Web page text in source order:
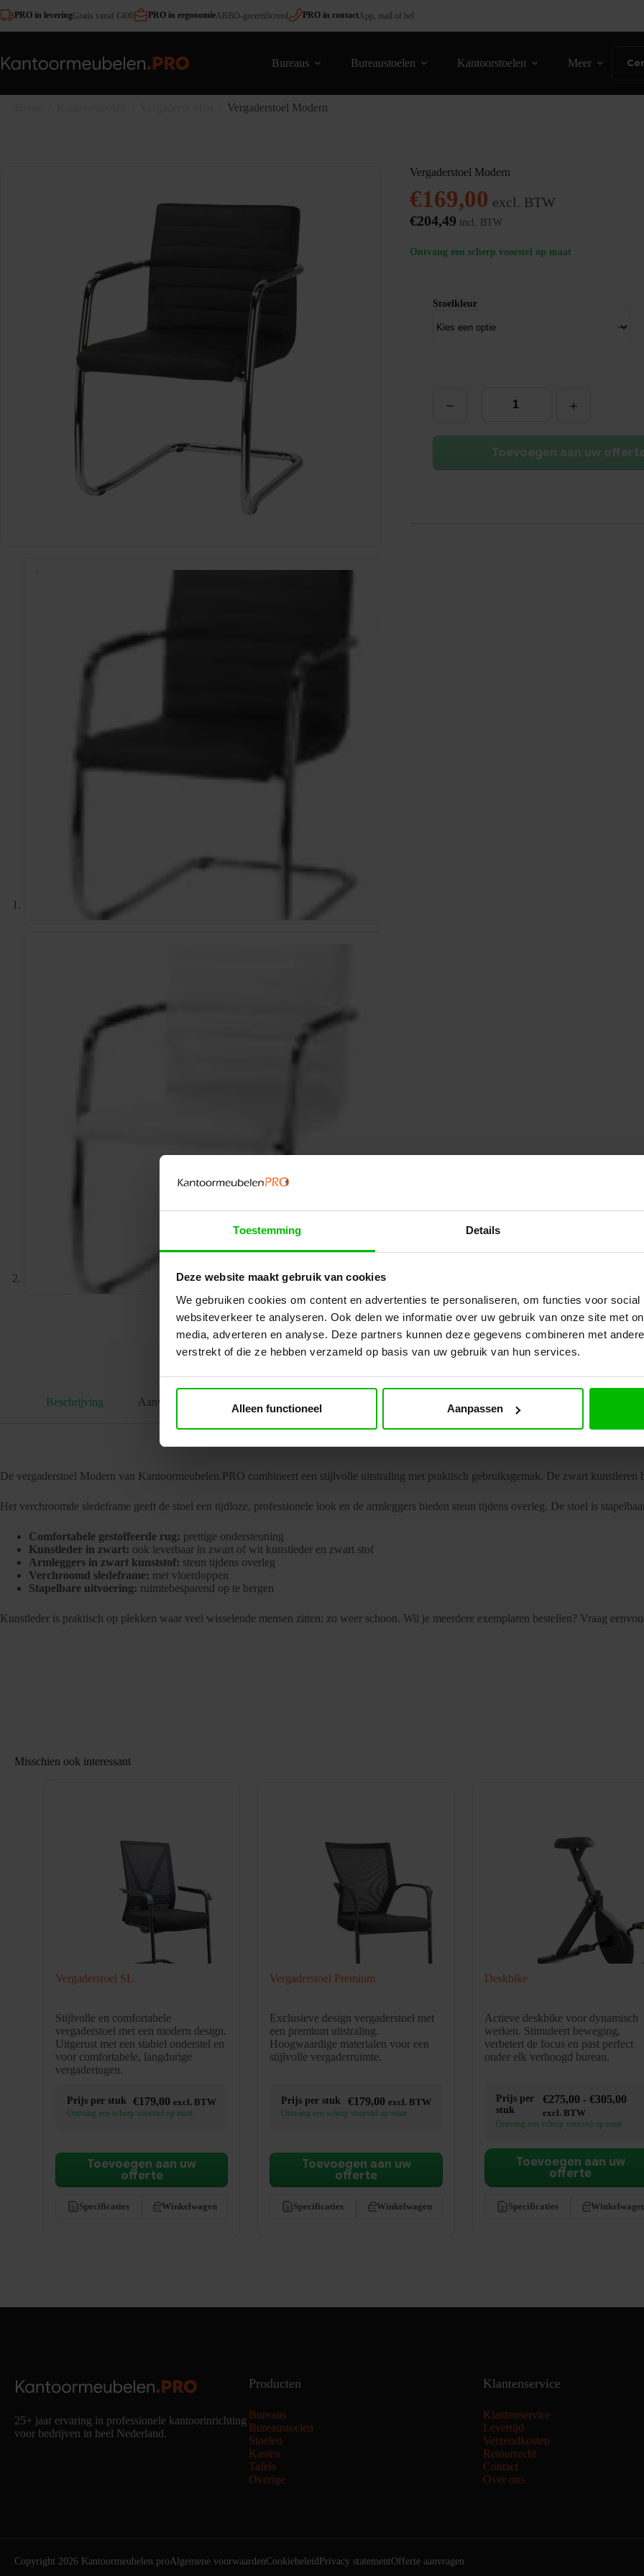
Toestemming Details
Deze website maakt gebruik van cookies
We gebruiken cookies om content en advertenties te personaliseren, om functies voor
websiteverkeer te analyseren. Ook delen we informatie over uw gebruik van onze site met
media, adverteren en analyse. Deze partners kunnen deze gegevens combineren met
verstrekt of die ze hebben verzameld op basis van uw gebruik van hun services.
Alleen functioneel Aanpassen
naar
de
PRO in leveringGratis vanaf €400 PRO in ergonomieARBO-gecertificeerd PRO in contactApp, mail of bel
Bureaus Bureaustoelen Kantoorstoelen Meer
Vergaderstoel Modern
Vergaderstoel Modern
€169,00 excl. BTW
€204,49 incl. BTW
Ontvang een scherp voorstel op maat
Stoelkleur
aantal
Toevoegen aan uw
Beschrijving Aanvullende informatie
De vergaderstoel Modern van Kantoormeubelen.PRO combineert een stijlvolle uitstraling met praktisch gebruiksgemak. De zwart kunstleren
Het verchroomde sledeframe geeft de stoel een tijdloze, professionele look en de armleggers bieden steun tijdens overleg. De stoel is
Comfortabele gestoffeerde rug: prettige ondersteuning
Kunstleder in zwart: ook leverbaar in zwart of wit kunstleder en zwart stof
Armleggers in zwart kunststof: steun tijdens overleg
Verchroomd sledeframe: met vloerdoppen
Stapelbare uitvoering: ruimtebesparend op te bergen
Kunstleder is praktisch op plekken waar veel wisselende mensen zitten: zo weer schoon. Wil je meerdere exemplaren bestellen? Vraag
Misschien ook interessant
Vergaderstoel SL
Stijlvolle en comfortabele
vergaderstoel met een modern design.
Uitgerust met een stabiel onderstel en
voor comfortabele, langdurige
vergaderingen.
Prijs per stuk €179,00 excl. BTW
Ontvang een scherp voorstel op maat
Specificaties Winkelwagen
Toevoegen aan uw
offerte
Vergaderstoel Premium
Exclusieve design vergaderstoel met
een premium uitstraling.
Hoogwaardige materialen voor een
stijlvolle vergaderruimte.
Prijs per stuk €179,00 excl. BTW
Ontvang een scherp voorstel op maat
Specificaties Winkelwagen
Toevoegen aan uw
offerte
Deskbike
Actieve deskbike voor dynamisch
werken. Stimuleert beweging,
verbetert de focus en past perfect
onder elk verhoogd bureau.
Prijs per
stuk
€275,00 - €305,00
excl. BTW
Ontvang een scherp voorstel op maat
Specificaties
Toevoegen aan uw
offerte
25+ jaar ervaring in professionele kantoorinrichting
voor bedrijven in heel Nederland.
Producten
Bureaus
Bureaustoelen
Stoelen
Kasten
Tafels
Overige
Klantenservice
Klantenservice
Levertijd
Verzendkosten
Retourrecht
Contact
Over ons
Copyright 2026 Kantoormeubelen.proAlgemene voorwaardenCookiebeleid Privacy statementOfferte aanvragen